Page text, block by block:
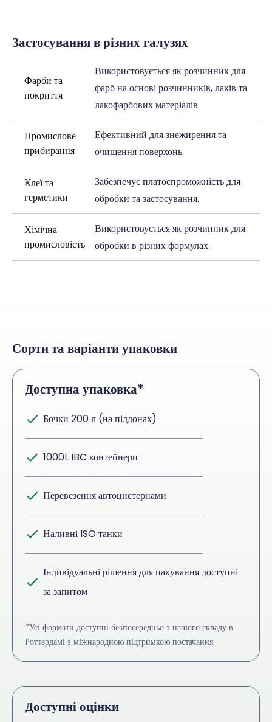
Застосування в різних галузях
Фарби та
покриття
Використовується як розчинник для
фарб на основі розчинників, лаків та
лакофарбових матеріалів.
Промислове
прибирання
Ефективний для знежирення та
очищення поверхонь.
Клеї та
герметики
Забезпечує платоспроможність для
обробки та застосування.
Хімічна
промисловість
Використовується як розчинник для
обробки в різних формулах.
Сорти та варіанти упаковки
Доступна упаковка*
Бочки 200 л (на піддонах)
1000L IBC контейнери
Перевезення автоцистернами
Наливні ISO танки
Індивідуальні рішення для пакування доступні
за запитом
*Усі формати доступні безпосередньо з нашого складу в
Роттердамі з міжнародною підтримкою постачання.
Доступні оцінки